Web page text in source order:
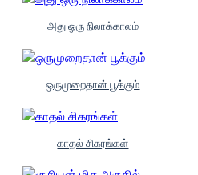
அது ஒரு நிலாக்காலம்
ஒருமுறைதான் பூக்கும்
காதல் சிகரங்கள்